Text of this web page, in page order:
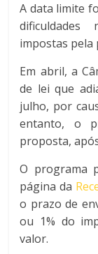
A data limite
dificuldades
impostas pela
Em abril, a
de lei que
julho, por
entanto, o
proposta,
O programa
página da
o prazo de
ou 1% do
valor.